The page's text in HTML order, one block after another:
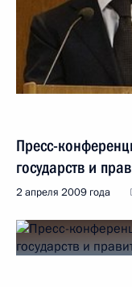
Пресс-
государств и
2 апреля 2009 года